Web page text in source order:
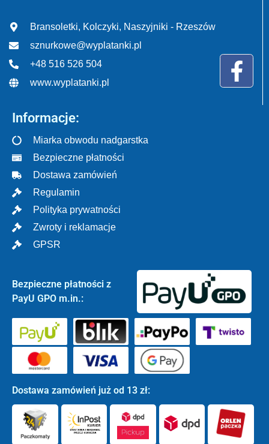
Bransoletki, Kolczyki, Naszyjniki - Rzeszów
sznurkowe@wyplatanki.pl
+48 516 526 504
www.wyplatanki.pl
Informacje:
Miarka obwodu nadgarstka
Bezpieczne płatności
Dostawa zamówień
Regulamin
Polityka prywatności
Zwroty i reklamacje
GPSR
Bezpieczne płatności z
PayU GPO m.in.:
Dostawa zamówień już od 13 zł: